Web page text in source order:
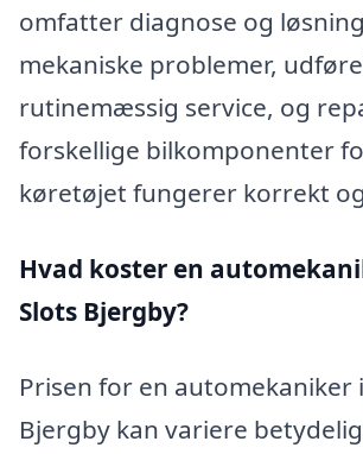
omfatter diagnose og
mekaniske problemer,
rutinemæssig service, og
forskellige bilkomponenter
køretøjet fungerer korrekt
Hvad koster en
Slots Bjergby?
Prisen for en automekaniker
Bjergby kan variere